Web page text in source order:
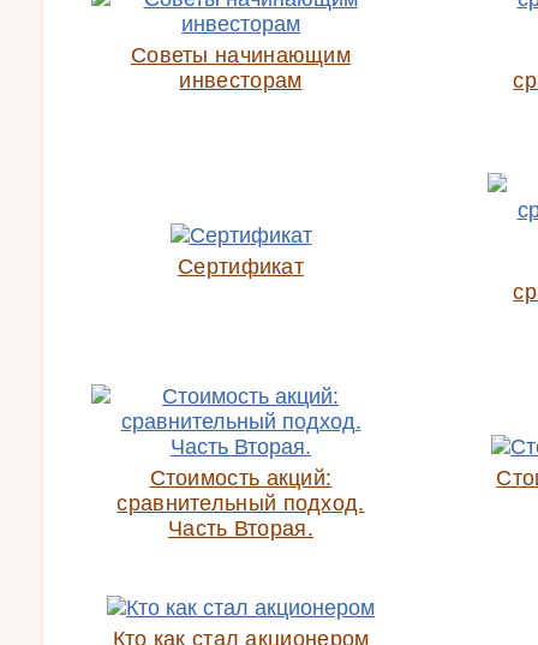
Советы начинающим
инвесторам
Сертификат
Стоимость акций:
сравнительный подход.
Часть Вторая.
Кто как стал акционером